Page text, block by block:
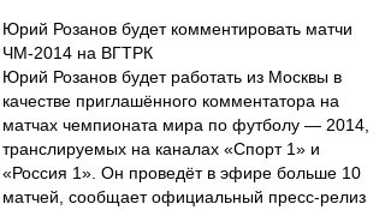
Юрий Розанов будет комментировать матчи
ЧМ-2014 на ВГТРК
Юрий Розанов будет работать из Москвы в
качестве приглашённого комментатора на
матчах чемпионата мира по футболу — 2014,
транслируемых на каналах «Спорт 1» и
«Россия 1». Он проведёт в эфире больше 10
матчей, сообщает официальный пресс-релиз